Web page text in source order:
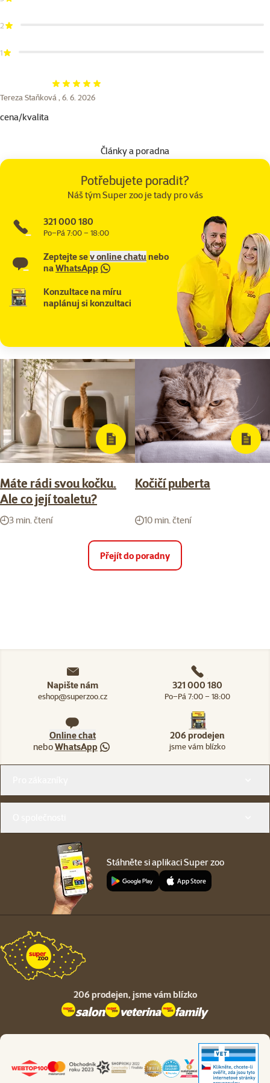
2
1
Hodnocení 100%
Tereza Staňková , 6. 6. 2026
cena/kvalita
Články a poradna
Potřebujete poradit?
Náš tým Super zoo je tady pro vás
321 000 180
Po–Pá 7:00 – 18:00
Zeptejte sev online chatunebo
naWhatsApp
Konzultace na míru
naplánuj si konzultaci
Máte rádi svou kočku.
Ale co její toaletu?
3 min. čtení
Kočičí puberta
10 min. čtení
Přejít do poradny
Napište nám
eshop@superzoo.cz
321 000 180
Po–Pá 7:00 – 18:00
Online chat
neboWhatsApp
206 prodejen
jsme vám blízko
Stáhněte si aplikaci Super zoo
206 prodejen, jsme vám blízko